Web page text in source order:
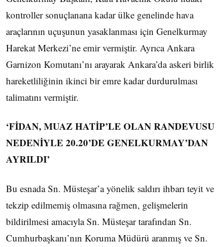
kontroller sonuçlanana kadar ülke genelinde hava
araçlarının uçuşunun yasaklanması için Genelkurmay
Harekat Merkezi’ne emir vermiştir. Ayrıca Ankara
Garnizon Komutanı’nı arayarak Ankara’da askeri birlik
hareketliliğinin ikinci bir emre kadar durdurulması
talimatını vermiştir.
‘FİDAN, MUAZ HATİP’LE OLAN RANDEVUSU
NEDENİYLE 20.20’DE GENELKURMAY’DAN
AYRILDI’
Bu esnada Sn. Müsteşar’a yönelik saldırı ihbarı teyit ve
tekzip edilmemiş olmasına rağmen, gelişmelerin
bildirilmesi amacıyla Sn. Müsteşar tarafından Sn.
Cumhurbaşkanı’nın Koruma Müdürü aranmış ve Sn.